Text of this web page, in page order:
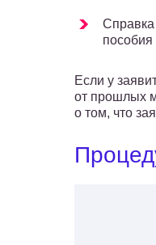
Справка
пособия
Если у
от прошлых
о том, что